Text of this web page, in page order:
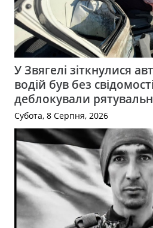
У Звягелі зіткнулися
водій був без
деблокували
Субота, 8 Серпня, 2026